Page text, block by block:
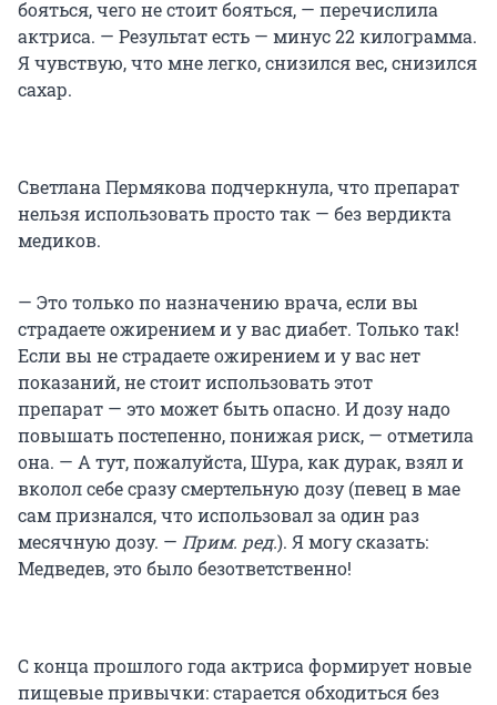
бояться, чего не стоит бояться, — перечислила
актриса. — Результат есть — минус 22 килограмма.
Я чувствую, что мне легко, снизился вес, снизился
сахар.
Светлана Пермякова подчеркнула, что препарат
нельзя использовать просто так — без вердикта
медиков.
— Это только по назначению врача, если вы
страдаете ожирением и у вас диабет. Только так!
Если вы не страдаете ожирением и у вас нет
показаний, не стоит использовать этот
препарат — это может быть опасно. И дозу надо
повышать постепенно, понижая риск, — отметила
она. — А тут, пожалуйста, Шура, как дурак, взял и
вколол себе сразу смертельную дозу (певец в мае
сам признался, что использовал за один раз
месячную дозу. — Прим. ред.). Я могу сказать:
Медведев, это было безответственно!
С конца прошлого года актриса формирует новые
пищевые привычки: старается обходиться без